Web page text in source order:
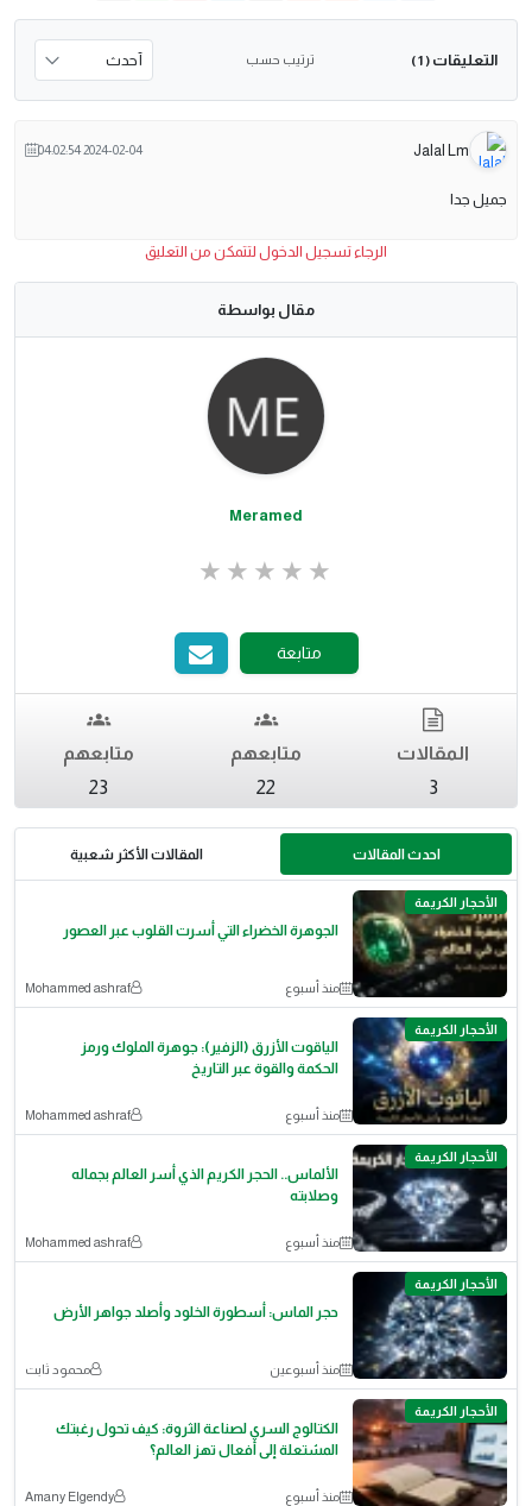
التعليقات ( 1 ) ترتيب حسب
Jalal Lm
2024-02-04 04:02:54
جميل جدا
الرجاء تسجيل الدخول لتتمكن من التعليق
مقال بواسطة
Meramed
متابعة
المقالات
3
متابعهم
22
متابعهم
23
احدث المقالات المقالات الأكثر شعبية
الأحجار الكريمة
الجوهرة الخضراء التي أسرت القلوب عبر العصور
منذ أسبوع Mohammed ashraf
الأحجار الكريمة
الياقوت الأزرق (الزفير): جوهرة الملوك ورمز
الحكمة والقوة عبر التاريخ
منذ أسبوع Mohammed ashraf
الأحجار الكريمة
الألماس.. الحجر الكريم الذي أسر العالم بجماله
وصلابته
منذ أسبوع Mohammed ashraf
الأحجار الكريمة
حجر الماس: أسطورة الخلود وأصلد جواهر الأرض
منذ أسبوعين محمود ثابت
الأحجار الكريمة
الكتالوج السري لصناعة الثروة: كيف تحول رغبتك
المشتعلة إلى أفعال تهز العالم؟
منذ أسبوع Amany Elgendy